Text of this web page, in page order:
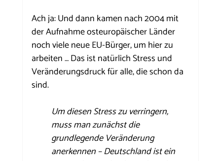
Ach ja: Und dann kamen nach 2004 mit
der Aufnahme osteuropäischer Länder
noch viele neue EU-Bürger, um hier zu
arbeiten … Das ist natürlich Stress und
Veränderungsdruck für alle, die schon da
sind.
Um diesen Stress zu verringern,
muss man zunächst die
grundlegende Veränderung
anerkennen – Deutschland ist ein